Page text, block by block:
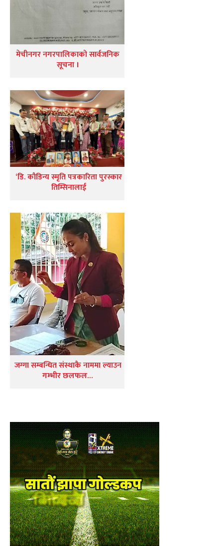
मेचीनगर नगरपालिकाको सार्वजनिक
सूचना ।
‘डि. कौडिन्य स्मृति पत्रकारिता पुरस्कार
तिम्सिनालाई
जग्गा सम्बन्धित संस्थाकै नाममा ल्याउन
गम्भीर छलफल…